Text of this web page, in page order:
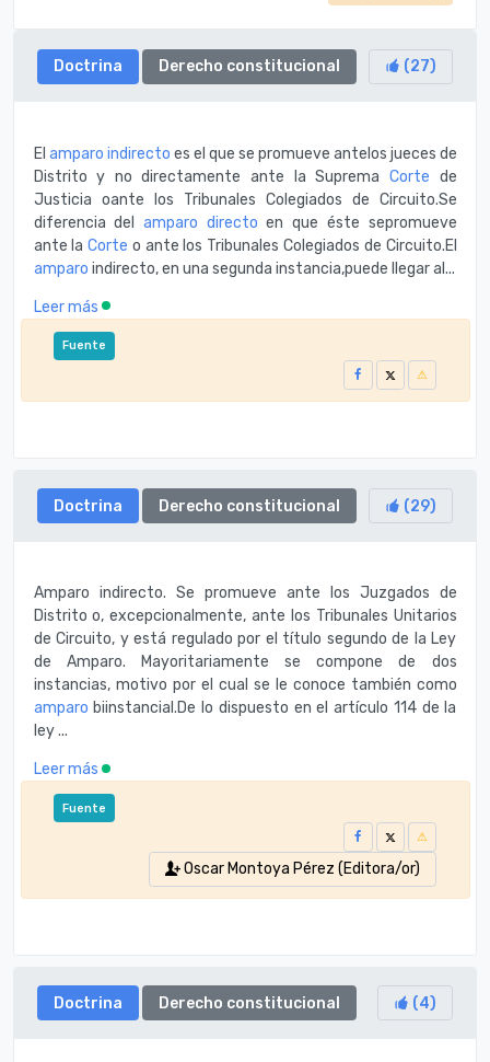
Doctrina Derecho constitucional (27)
El amparo indirecto es el que se promueve antelos jueces de
Distrito y no directamente ante la Suprema Corte de
Justicia oante los Tribunales Colegiados de Circuito.Se
diferencia del amparo directo en que éste sepromueve
ante laCorte o ante los Tribunales Colegiados de Circuito.El
amparo indirecto, en una segunda instancia,puede llegar al...
Leer más
Fuente
Doctrina Derecho constitucional (29)
Amparo indirecto. Se promueve ante los Juzgados de
Distrito o, excepcionalmente, ante los Tribunales Unitarios
de Circuito, y está regulado por el título segundo de la Ley
de Amparo. Mayoritariamente se compone de dos
instancias, motivo por el cual se le conoce también como
amparo biinstancial.De lo dispuesto en el artículo 114 de la
ley ...
Leer más
Fuente
Oscar Montoya Pérez (Editora/or)
Doctrina Derecho constitucional (4)